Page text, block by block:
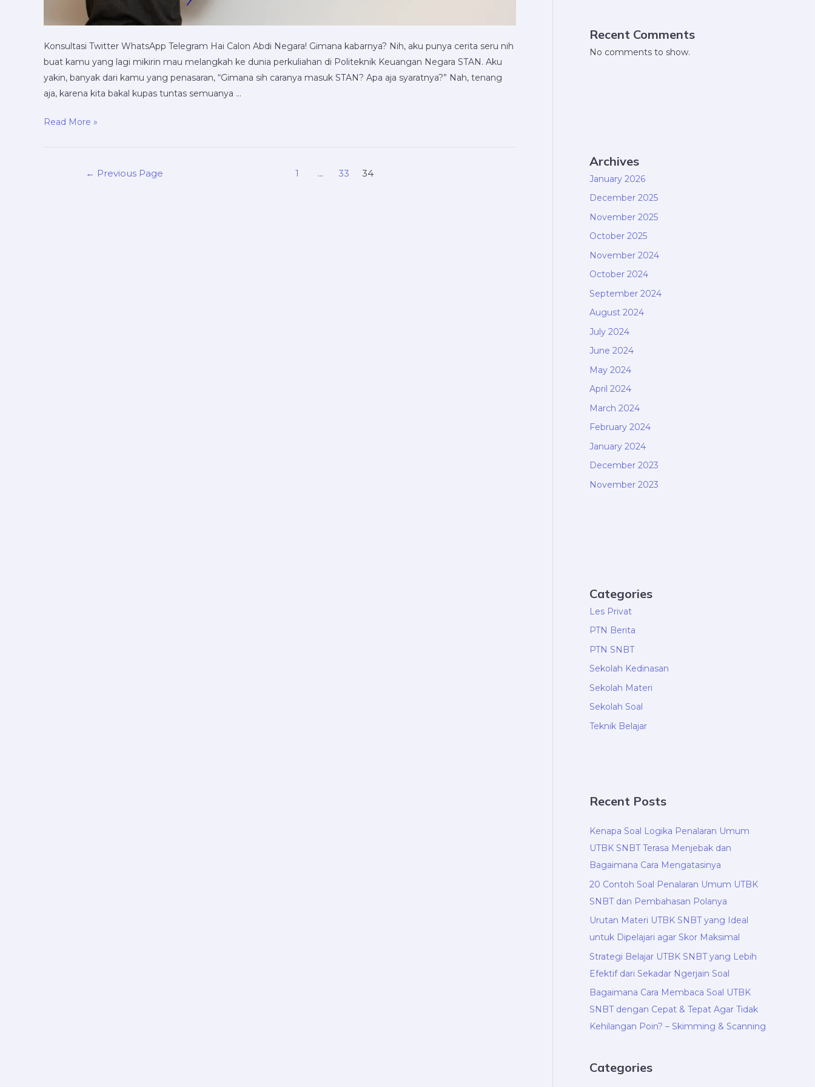
Konsultasi Twitter WhatsApp Telegram Hai Calon Abdi Negara! Gimana kabarnya? Nih, aku punya cerita seru nih
buat kamu yang lagi mikirin mau melangkah ke dunia perkuliahan di Politeknik Keuangan Negara STAN. Aku
yakin, banyak dari kamu yang penasaran, “Gimana sih caranya masuk STAN? Apa aja syaratnya?” Nah, tenang
aja, karena kita bakal kupas tuntas semuanya …
Read More »
← Previous Page 1 … 33 34
Recent Comments
No comments to show.
Archives
January 2026
December 2025
November 2025
October 2025
November 2024
October 2024
September 2024
August 2024
July 2024
June 2024
May 2024
April 2024
March 2024
February 2024
January 2024
December 2023
November 2023
Categories
Les Privat
PTN Berita
PTN SNBT
Sekolah Kedinasan
Sekolah Materi
Sekolah Soal
Teknik Belajar
Recent Posts
Kenapa Soal Logika Penalaran Umum
UTBK SNBT Terasa Menjebak dan
Bagaimana Cara Mengatasinya
20 Contoh Soal Penalaran Umum UTBK
SNBT dan Pembahasan Polanya
Urutan Materi UTBK SNBT yang Ideal
untuk Dipelajari agar Skor Maksimal
Strategi Belajar UTBK SNBT yang Lebih
Efektif dari Sekadar Ngerjain Soal
Bagaimana Cara Membaca Soal UTBK
SNBT dengan Cepat & Tepat Agar Tidak
Kehilangan Poin? – Skimming & Scanning
Categories